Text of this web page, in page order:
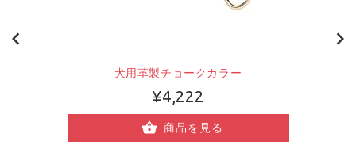
犬用革製チョークカラー
¥4,222
商品を見る